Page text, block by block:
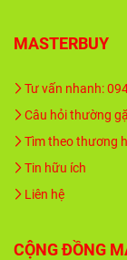
MASTERBUY
Tư vấn nhanh:
Câu hỏi thường
Tìm theo thương
Tin hữu ích
Liên hệ
CỘNG ĐỒNG